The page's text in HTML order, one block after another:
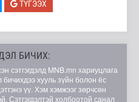
ТҮГЭЭХ
БИЧИХ:
MNB.mn хариуцлага
бичихдээ хууль зүйн болон ёс
үү. Хэм хэмжээг зөрчсөн
Сэтгэгдэлтэй холбоотой санал